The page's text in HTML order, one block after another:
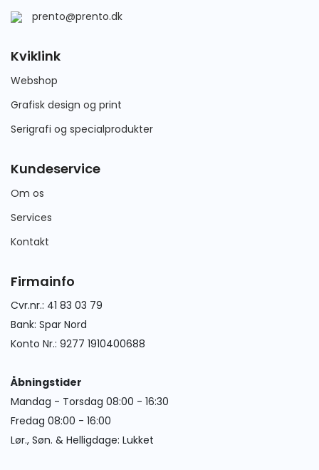
prento@prento.dk
Kviklink
Webshop
Grafisk design og print
Serigrafi og specialprodukter
Kundeservice
Om os
Services
Kontakt
Firmainfo
Cvr.nr.: 41 83 03 79
Bank: Spar Nord
Konto Nr.: 9277 1910400688
Åbningstider
Mandag - Torsdag 08:00 - 16:30
Fredag 08:00 - 16:00
Lør., Søn. & Helligdage: Lukket